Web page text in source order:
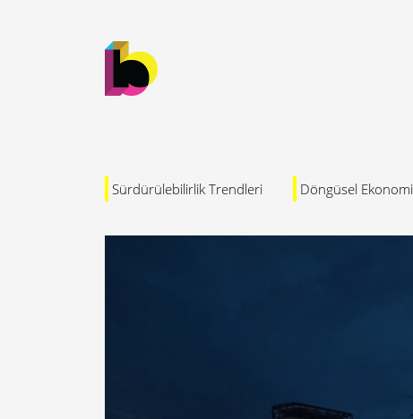
Sürdürülebilirlik Trendleri Döngüsel Ekonomi